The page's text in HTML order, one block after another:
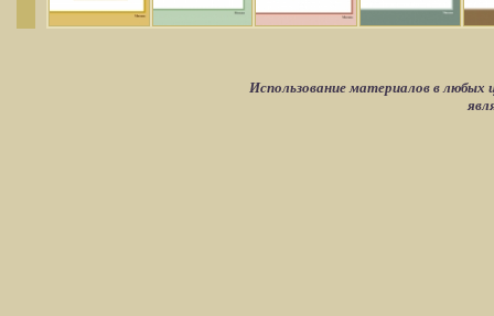
Использование материалов в любых